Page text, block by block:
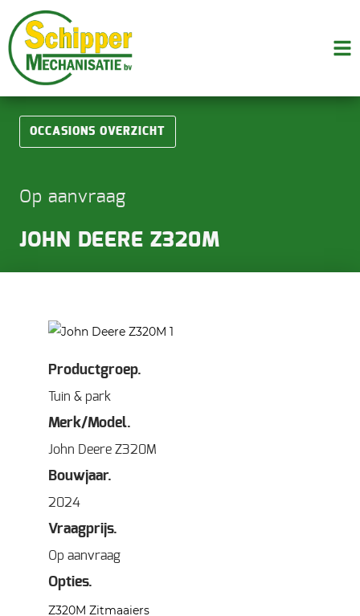
OCCASIONS OVERZICHT
Op aanvraag
JOHN DEERE Z320M
Productgroep.
Tuin & park
Merk/Model.
John Deere Z320M
Bouwjaar.
2024
Vraagprijs.
Op aanvraag
Opties.
Z320M Zitmaaiers